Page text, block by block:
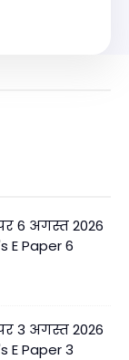
6 अगस्त 2026
E Paper 6
3 अगस्त 2026
E Paper 3